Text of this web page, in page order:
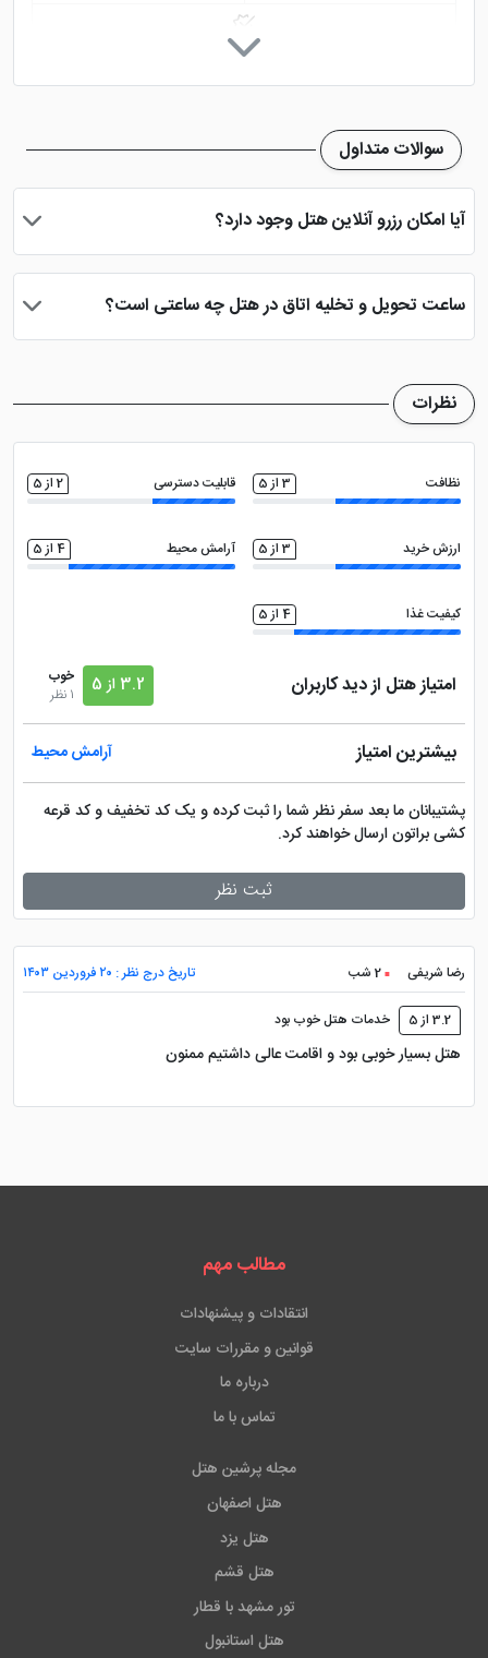
خدمات خشک شویی (لاندری)
سوالات متداول
آیا امکان رزرو آنلاین هتل وجود دارد؟
بله، با انتخاب تاریخ ورود و خروج، نوع اتاق و تعداد نفرات می توانید
دریافت نمایید.
ساعت تحویل و تخلیه اتاق در هتل چه ساعتی است؟
ساعت تحویل اتاق ساعت 2 بعد از ظهر و ساعت تخلیه اتاق 12 ظهر
نظرات
نظافت 3 از 5 قابلیت دسترسی 2 از 5
ارزش خرید 3 از 5 آرامش محیط 4 از 5
کیفیت غذا 4 از 5
امتیاز هتل از دید کاربران 3.2 از 5
خوب
1 نظر
بیشترین امتیاز آرامش محیط
پشتیبانان ما بعد سفر نظر شما را ثبت کرده و یک کد تخفیف و کد قرعه
کشی براتون ارسال خواهند کرد.
ثبت نظر
رضا شریفی 2 شب تاریخ درج نظر : ۲۰ فروردین ۱۴۰۳
3.2 از 5 خدمات هتل خوب بود
هتل بسیار خوبی بود و اقامت عالی داشتیم ممنون
مطالب مهم
انتقادات و پیشنهادات
قوانین و مقررات سایت
درباره ما
تماس با ما
مجله پرشین هتل
هتل اصفهان
هتل یزد
هتل قشم
تور مشهد با قطار
هتل استانبول